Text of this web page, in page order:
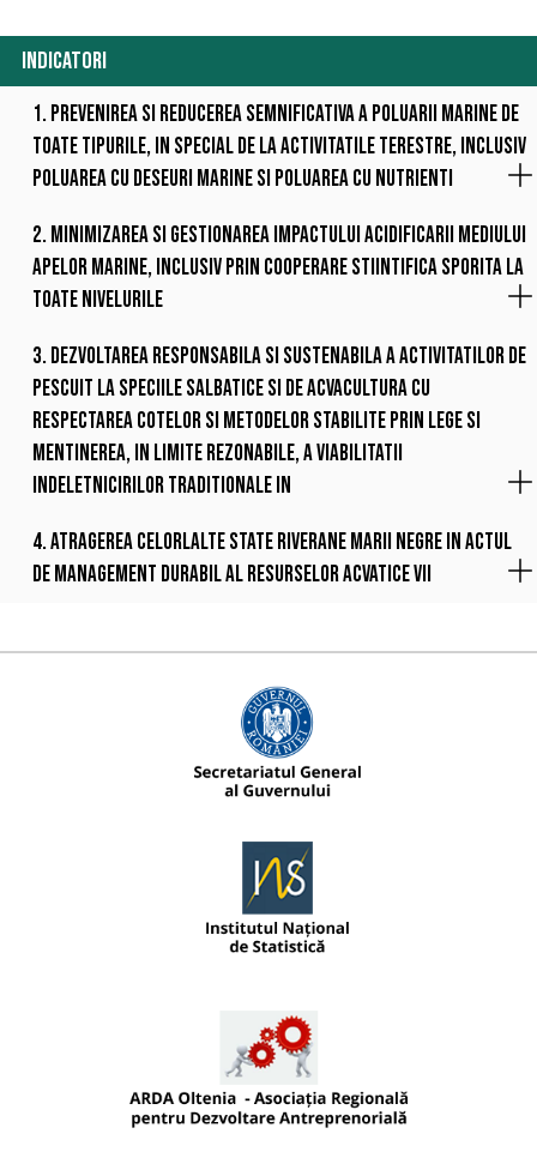
INDICATORI
1. Prevenirea si reducerea semnificativa a poluarii marine de
toate tipurile, in special de la activitatile terestre, inclusiv
poluarea cu deseuri marine si poluarea cu nutrienti
2. Minimizarea si gestionarea impactului acidificarii mediului
apelor marine, inclusiv prin cooperare stiintifica sporita la
toate nivelurile
3. Dezvoltarea responsabila si sustenabila a activitatilor de
pescuit la speciile salbatice si de acvacultura cu
respectarea cotelor si metodelor stabilite prin lege si
mentinerea, in limite rezonabile, a viabilitatii
indeletnicirilor traditionale in
4. Atragerea celorlalte state riverane Marii Negre in actul
de management durabil al resurselor acvatice vii